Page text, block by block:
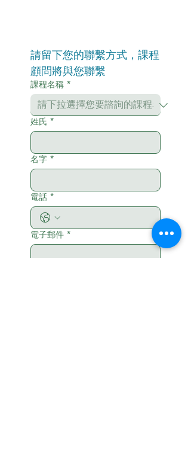
請留下您的聯繫方式，課程
顧問將與您聯繫
課程名稱 *
姓氏 *
名字 *
電話 *
電子郵件 *